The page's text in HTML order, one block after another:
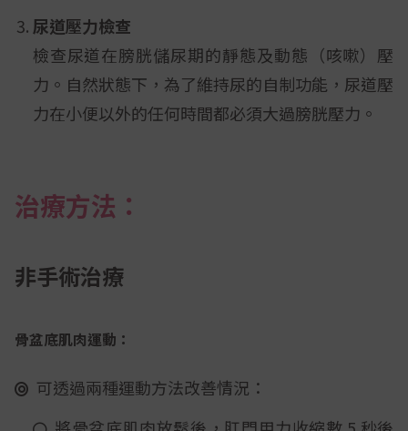
尿道壓力檢查
檢查尿道在膀胱儲尿期的靜態及動態（咳嗽）壓
力。自然狀態下，為了維持尿的自制功能，尿道壓
力在小便以外的任何時間都必須大過膀胱壓力。
治療方法：
非手術治療
骨盆底肌肉運動：
可透過兩種運動方法改善情況：